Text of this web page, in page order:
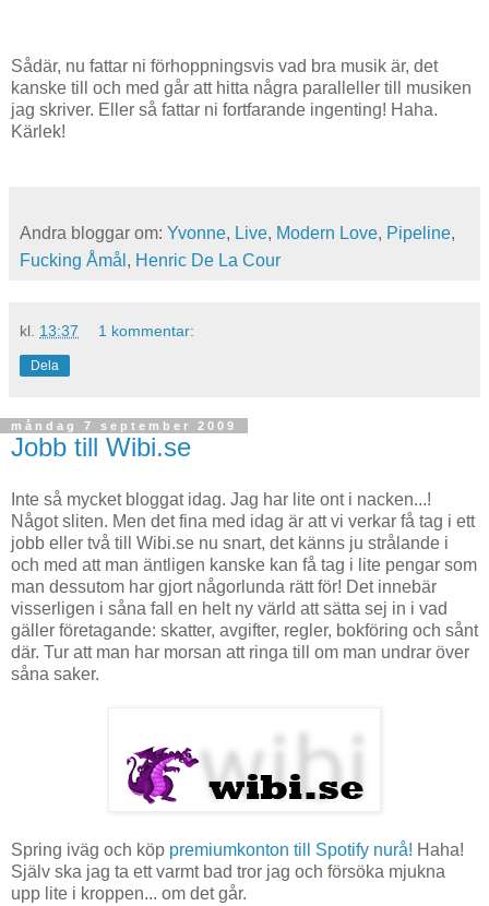
Sådär, nu fattar ni förhoppningsvis vad bra musik är, det
kanske till och med går att hitta några paralleller till musiken
jag skriver. Eller så fattar ni fortfarande ingenting! Haha.
Kärlek!
Andra bloggar om: Yvonne, Live, Modern Love, Pipeline,
Fucking Åmål , Henric De La Cour
kl. 13:37 1 kommentar:
Dela
måndag 7 september 2009
Jobb till Wibi.se
Inte så mycket bloggat idag. Jag har lite ont i nacken...!
Något sliten. Men det fina med idag är att vi verkar få tag i ett
jobb eller två till Wibi.se nu snart, det känns ju strålande i
och med att man äntligen kanske kan få tag i lite pengar som
man dessutom har gjort någorlunda rätt för! Det innebär
visserligen i såna fall en helt ny värld att sätta sej in i vad
gäller företagande: skatter, avgifter, regler, bokföring och sånt
där. Tur att man har morsan att ringa till om man undrar över
såna saker.
Spring iväg och köp premiumkonton till Spotify nurå! Haha!
Själv ska jag ta ett varmt bad tror jag och försöka mjukna
upp lite i kroppen... om det går.